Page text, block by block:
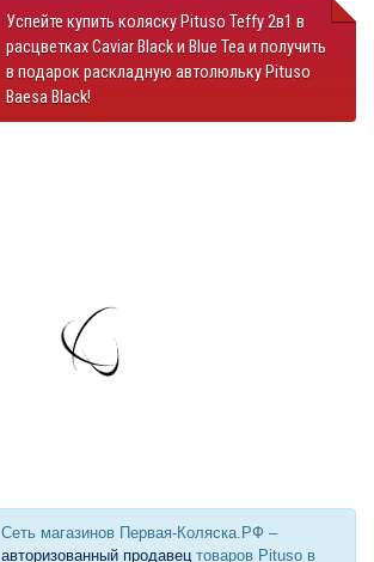
Успейте купить коляску Pituso Teffy 2в1 в
расцветках Caviar Black и Blue Tea и получить
в подарок раскладную автолюльку Pituso
Baesa Black!
Сеть магазинов Первая-Коляска.РФ –
авторизованный продавецтоваров Pituso в